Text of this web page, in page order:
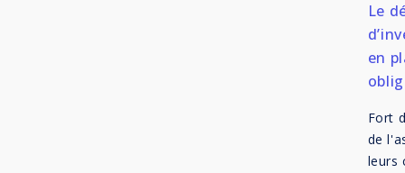
Le
en
Fort
de
leurs